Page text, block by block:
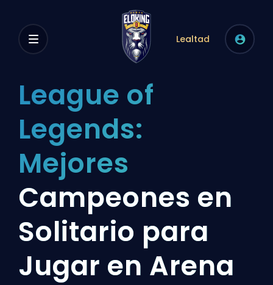
Lealtad
League of
Legends:
Mejores
Campeones en
Solitario para
Jugar en Arena